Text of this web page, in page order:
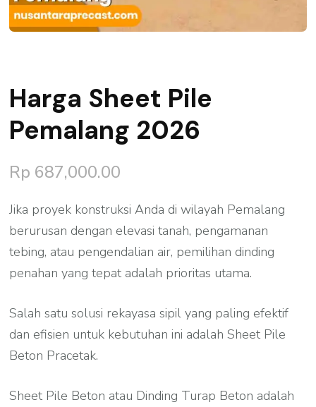
Harga Sheet Pile
Pemalang 2026
Rp 687,000.00
Jika proyek konstruksi Anda di wilayah Pemalang
berurusan dengan elevasi tanah, pengamanan
tebing, atau pengendalian air, pemilihan dinding
penahan yang tepat adalah prioritas utama.
Salah satu solusi rekayasa sipil yang paling efektif
dan efisien untuk kebutuhan ini adalah Sheet Pile
Beton Pracetak.
Sheet Pile Beton atau Dinding Turap Beton adalah